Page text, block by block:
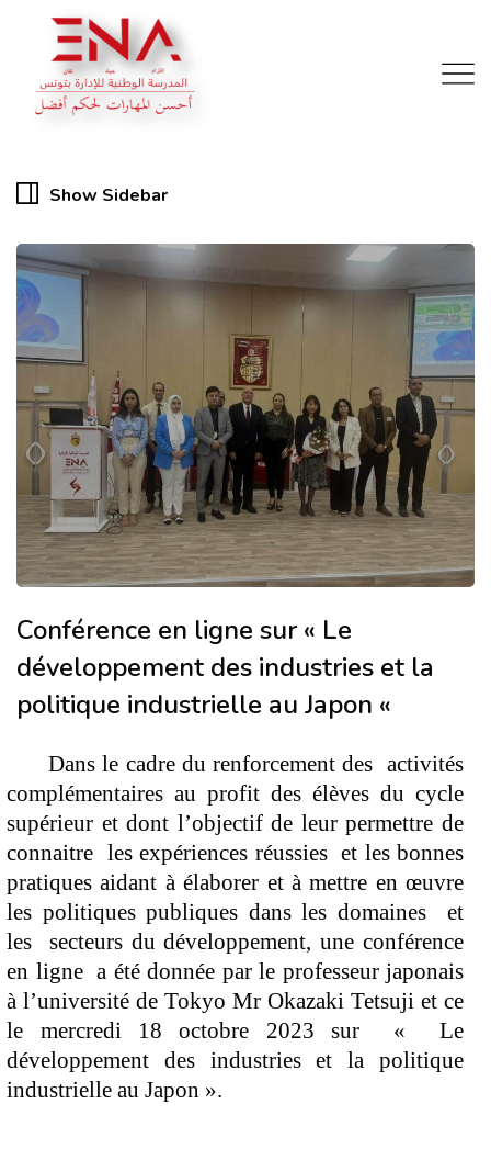
Show Sidebar
Conférence en ligne sur « Le
développement des industries et la
politique industrielle au Japon «
Dans le cadre du renforcement des  activités
complémentaires au profit des élèves du cycle
supérieur et dont l’objectif de leur permettre de
connaitre  les expériences réussies  et les bonnes
pratiques aidant à élaborer et à mettre en œuvre
les politiques publiques dans les domaines  et
les  secteurs du développement, une conférence
en ligne  a été donnée par le professeur japonais
à l’université de Tokyo Mr Okazaki Tetsuji et ce
le mercredi 18 octobre 2023 sur  «  Le
développement des industries et la politique
industrielle au Japon ».